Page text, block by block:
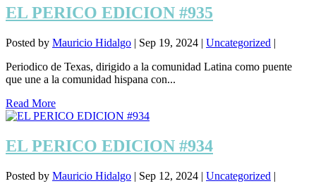
EL PERICO EDICION #935
Posted by Mauricio Hidalgo | Sep 19, 2024 | Uncategorized |
Periodico de Texas, dirigido a la comunidad Latina como puente
que une a la comunidad hispana con...
Read More
EL PERICO EDICION #934
Posted by Mauricio Hidalgo | Sep 12, 2024 | Uncategorized |